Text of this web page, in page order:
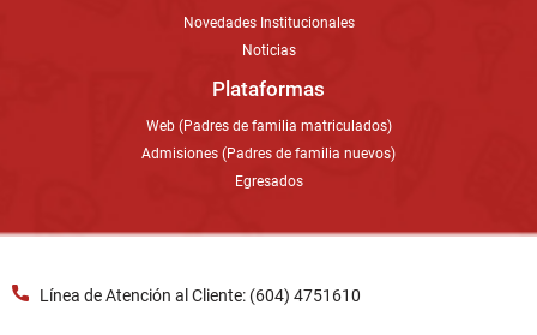
Novedades Institucionales
Noticias
Plataformas
Web (Padres de familia matriculados)
Admisiones (Padres de familia nuevos)
Egresados
Línea de Atención al Cliente: (604) 4751610